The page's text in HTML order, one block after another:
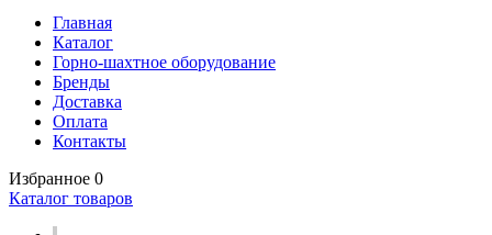
Главная
Каталог
Горно-шахтное оборудование
Бренды
Доставка
Оплата
Контакты
Избранное 0
Каталог товаров